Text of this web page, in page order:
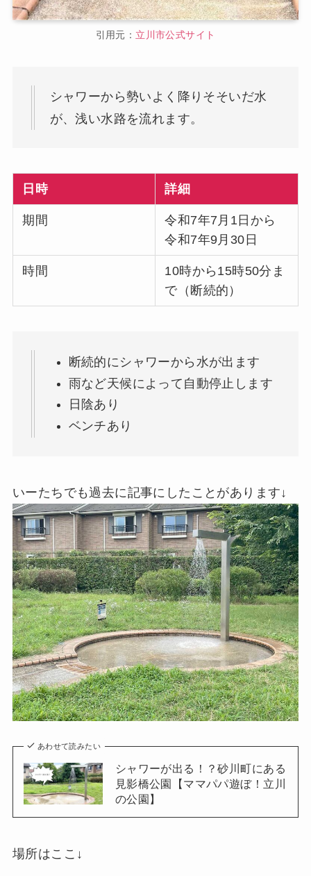
引用元： 立川市公式サイト
シャワーから勢いよく降りそそいだ水
が、浅い水路を流れます。
日時 詳細
期間
令和7年7月1日から
令和7年9月30日
時間
10時から15時50分ま
で（断続的）
断続的にシャワーから水が出ます
雨など天候によって自動停止します
日陰あり
ベンチあり
いーたちでも過去に記事にしたことがあります↓
あわせて読みたい
シャワーが出る！？砂川町にある
見影橋公園【ママパパ遊ぼ！立川
の公園】
場所はここ↓